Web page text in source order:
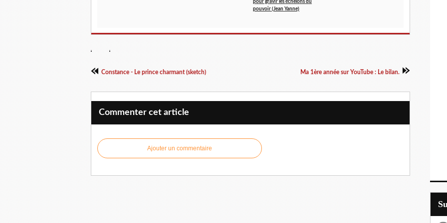
pour gravir les échelons du
pouvoir (Jean Yanne)
Constance - Le prince charmant (sketch) Ma 1ère année sur YouTube : Le bilan.
Commenter cet article
Ajouter un commentaire